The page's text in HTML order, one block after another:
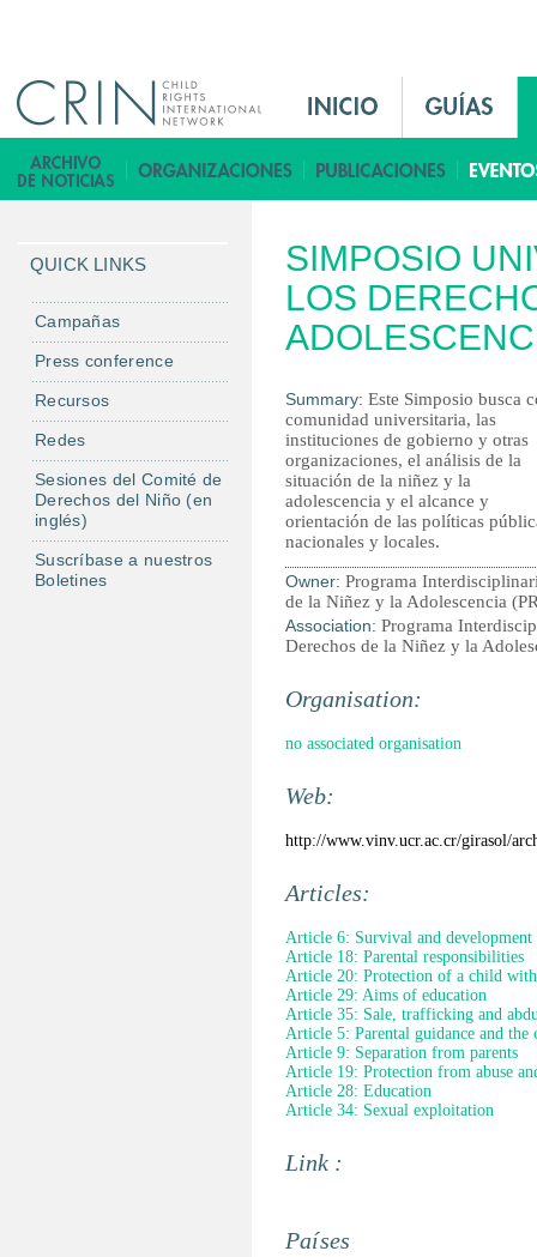
i
n
e
n
u
E
B
i
SIMPOSIO
LOS
Summary: Este Simposio busca
comunidad universitaria, las
instituciones de gobierno y otras
organizaciones, el análisis de la
situación de la niñez y la
adolescencia y el alcance y
orientación de las políticas
nacionales y locales.
Owner: Programa
de la Niñez y la Adolescencia
Association: Programa
Derechos de la Niñez y la
Organisation:
no associated organisation
Web:
http://www.vinv.ucr.ac.cr/girasol/
Articles:
Article 6: Survival and development
Article 18: Parental responsibilities
Article 20: Protection of a child
Article 29: Aims of education
Article 35: Sale, trafficking and
Article 5: Parental guidance and the
Article 9: Separation from parents
Article 19: Protection from abuse
Article 28: Education
Article 34: Sexual exploitation
Link :
Países
QUICK LINKS
Campañas
Press conference
Recursos
Redes
Sesiones del Comité de
Derechos del Niño (en
inglés)
Suscríbase a nuestros
Boletines